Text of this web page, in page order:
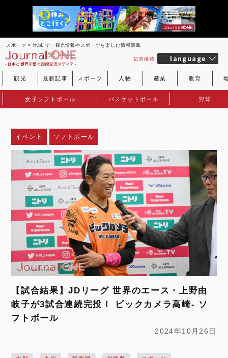
スポーツ × 地域 で、観光情報やスポーツを楽しむ情報満載
- 日本と世界を繋ぐ国際交流メディア -
広告掲載 language
観光 最新記事 スポーツ 人物 産業 教育
女子ソフトボール バスケットボール 野球
イベント ソフトボール
【試合結果】JDリーグ 世界のエース・上野由
岐子が3試合連続完投！ ビックカメラ高崎- ソ
フトボール
2024年10月26日